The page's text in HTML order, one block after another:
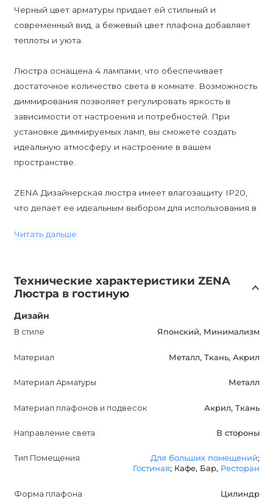
Черный цвет арматуры придает ей стильный и
современный вид, а бежевый цвет плафона добавляет
теплоты и уюта.
Люстра оснащена 4 лампами, что обеспечивает
достаточное количество света в комнате. Возможность
диммирования позволяет регулировать яркость в
зависимости от настроения и потребностей. При
установке диммируемых ламп, вы сможете создать
идеальную атмосферу и настроение в вашем
пространстве.
ZENA Дизайнерская люстра имеет влагозащиту IP20,
что делает ее идеальным выбором для использования в
вдохновленный японской и минималистической
Покупка ZENA Дизайнерской люстры от компании
AnzAzo - это гарантия высокого качества и стиля. Мы
предлагаем доставку по всей Украине, гарантию и
вашу жизнь, создавая приятную атмосферу и добавляя
возможность приобрести ZENA Дизайнерскую люстру
и привнести исключительное освещение в ваш дом.
Читать дальше
Технические характеристики ZENA
Люстра в гостиную
Дизайн
В стиле Японский, Минимализм
Материал Металл, Ткань, Акрил
Материал Арматуры Металл
Материал плафонов и подвесок Акрил, Ткань
Направление света В стороны
Тип Помещения Для больших помещений;
Гостиная; Кафе, Бар, Ресторан
Форма плафона Цилиндр